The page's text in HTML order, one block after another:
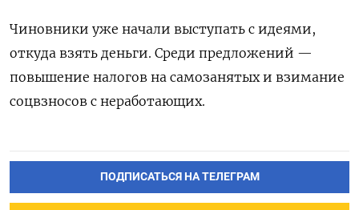
Чиновники уже начали выступать с идеями,
откуда взять деньги. Среди предложений —
повышение налогов на самозанятых и взимание
соцвзносов с неработающих.
ПОДПИСАТЬСЯ НА ТЕЛЕГРАМ